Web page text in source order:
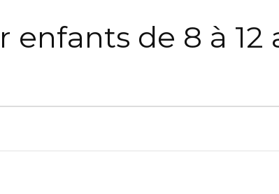
de 8 à 12